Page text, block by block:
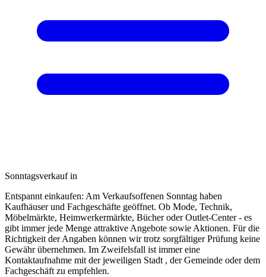
Sonntagsverkauf in
Entspannt einkaufen: Am Verkaufsoffenen Sonntag haben
Kaufhäuser und Fachgeschäfte geöffnet. Ob Mode, Technik,
Möbelmärkte, Heimwerkermärkte, Bücher oder Outlet-Center - es
gibt immer jede Menge attraktive Angebote sowie Aktionen. Für die
Richtigkeit der Angaben können wir trotz sorgfältiger Prüfung keine
Gewähr übernehmen. Im Zweifelsfall ist immer eine
Kontaktaufnahme mit der jeweiligen Stadt , der Gemeinde oder dem
Fachgeschäft zu empfehlen.